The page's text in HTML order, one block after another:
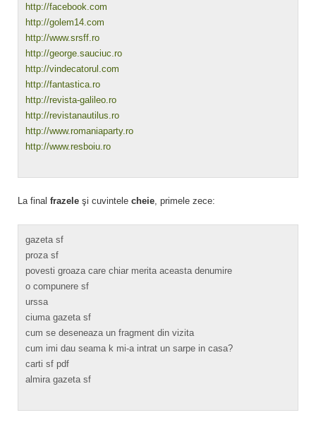
http://facebook.com
http://golem14.com
http://www.srsff.ro
http://george.sauciuc.ro
http://vindecatorul.com
http://fantastica.ro
http://revista-galileo.ro
http://revistanautilus.ro
http://www.romaniaparty.ro
http://www.resboiu.ro
La final frazele şi cuvintele cheie , primele zece:
gazeta sf
proza sf
povesti groaza care chiar merita aceasta denumire
o compunere sf
urssa
ciuma gazeta sf
cum se deseneaza un fragment din vizita
cum imi dau seama k mi-a intrat un sarpe in casa?
carti sf pdf
almira gazeta sf